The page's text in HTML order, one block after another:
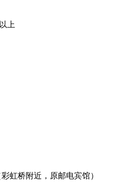
上
虹桥附近，原邮电宾馆）